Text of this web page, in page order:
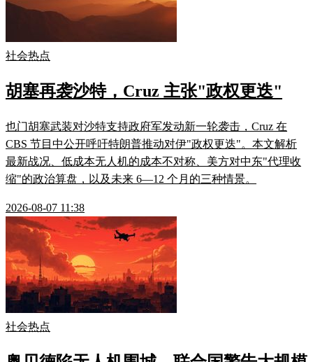
社会热点
胡塞再袭沙特，Cruz 主张"政权更迭"
也门胡塞武装对沙特支持政府军发动新一轮袭击，Cruz 在
CBS 节目中公开呼吁特朗普推动对伊"政权更迭"。本文解析
最新战况、低成本无人机的成本不对称、美方对中东"代理收
缩"的政治算盘，以及未来 6—12 个月的三种情景。
2026-08-07 11:38
社会热点